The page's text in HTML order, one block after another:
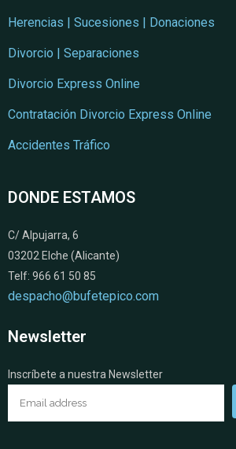
Herencias | Sucesiones | Donaciones
Divorcio | Separaciones
Divorcio Express Online
Contratación Divorcio Express Online
Accidentes Tráfico
DONDE ESTAMOS
C/ Alpujarra, 6
03202 Elche (Alicante)
Telf: 966 61 50 85
despacho@bufetepico.com
Newsletter
Inscríbete a nuestra Newsletter